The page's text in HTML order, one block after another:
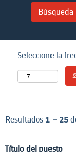
Seleccione la
Resultados1 – 25
Título del puesto